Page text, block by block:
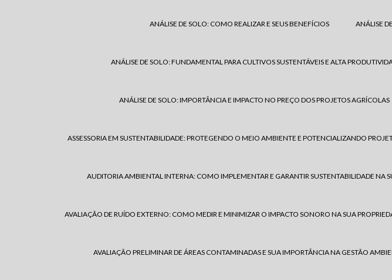
ANÁLISE DE SOLO: COMO REALIZAR E SEUS BENEFÍCIOS ANÁLISE
ANÁLISE DE SOLO: FUNDAMENTAL PARA CULTIVOS SUSTENTÁVEIS E ALTA
ANÁLISE DE SOLO: IMPORTÂNCIA E IMPACTO NO PREÇO DOS PROJETOS AGRÍCOLAS
ASSESSORIA EM SUSTENTABILIDADE: PROTEGENDO O MEIO AMBIENTE E POTENCIALIZANDO
AUDITORIA AMBIENTAL INTERNA: COMO IMPLEMENTAR E GARANTIR SUSTENTABILIDADE NA
AVALIAÇÃO DE RUÍDO EXTERNO: COMO MEDIR E MINIMIZAR O IMPACTO SONORO NA SUA
AVALIAÇÃO PRELIMINAR DE ÁREAS CONTAMINADAS E SUA IMPORTÂNCIA NA GESTÃO